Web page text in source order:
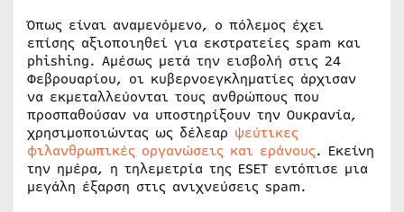
Όπως είναι αναμενόμενο, ο πόλεμος έχει
επίσης αξιοποιηθεί για εκστρατείες spam και
phishing. Αμέσως μετά την εισβολή στις 24
Φεβρουαρίου, οι κυβερνοεγκληματίες άρχισαν
να εκμεταλλεύονται τους ανθρώπους που
προσπαθούσαν να υποστηρίξουν την Ουκρανία,
χρησιμοποιώντας ως δέλεαρ ψεύτικες
φιλανθρωπικές οργανώσεις και εράνους. Εκείνη
την ημέρα, η τηλεμετρία της ESET εντόπισε μια
μεγάλη έξαρση στις ανιχνεύσεις spam.